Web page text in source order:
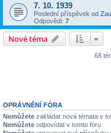
7. 10. 1939
Poslední příspěvek od
Odpovědi: 7
Nové téma
68
OPRÁVNĚNÍ FÓRA
Nemůžete zakládat nová témata v
Nemůžete odpovídat v tomto fóru